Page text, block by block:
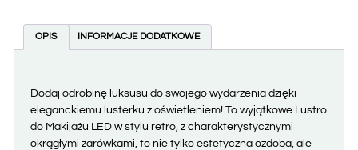
OPIS INFORMACJE DODATKOWE
Dodaj odrobinę luksusu do swojego wydarzenia dzięki
eleganckiemu lusterku z oświetleniem! To wyjątkowe Lustro
do Makijażu LED w stylu retro, z charakterystycznymi
okrągłymi żarówkami, to nie tylko estetyczna ozdoba, ale